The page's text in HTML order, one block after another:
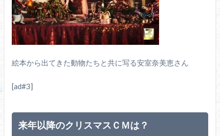
絵本から出てきた動物たちと共に写る安室奈美恵さん
[ad#3]
来年以降のクリスマスＣＭは？